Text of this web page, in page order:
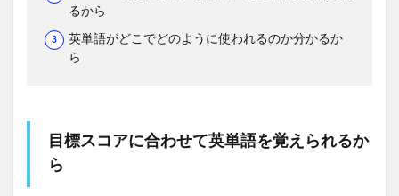
るから
英単語がどこでどのように使われるのか分かるか
ら
目標スコアに合わせて英単語を覚えられるか
ら